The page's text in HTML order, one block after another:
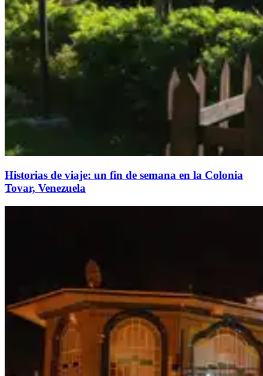
Historias de viaje: un fin de semana en la Colonia
Tovar, Venezuela